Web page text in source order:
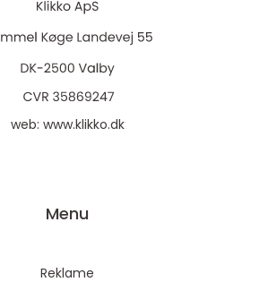
web: www.klikko.dk
Menu
Reklame